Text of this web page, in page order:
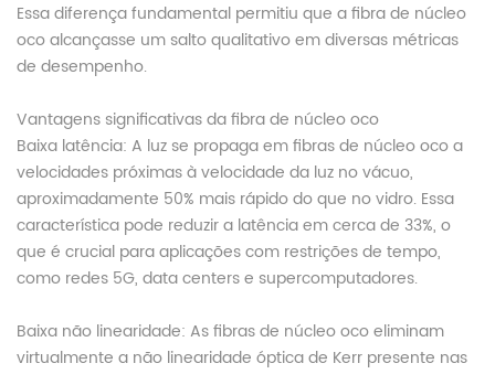
Essa diferença fundamental permitiu que a fibra de núcleo
oco alcançasse um salto qualitativo em diversas métricas
de desempenho.
Vantagens significativas da fibra de núcleo oco
Baixa latência: A luz se propaga em fibras de núcleo oco a
velocidades próximas à velocidade da luz no vácuo,
aproximadamente 50% mais rápido do que no vidro. Essa
característica pode reduzir a latência em cerca de 33%, o
que é crucial para aplicações com restrições de tempo,
como redes 5G, data centers e supercomputadores.
Baixa não linearidade: As fibras de núcleo oco eliminam
virtualmente a não linearidade óptica de Kerr presente nas